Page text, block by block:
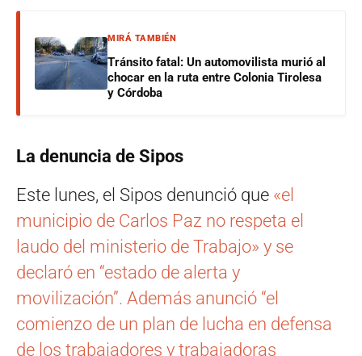
MIRÁ TAMBIÉN
Tránsito fatal: Un automovilista murió al
chocar en la ruta entre Colonia Tirolesa
y Córdoba
La denuncia de Sipos
Este lunes, el Sipos denunció que «el
municipio de Carlos Paz no respeta el
laudo del ministerio de Trabajo» y se
declaró en “estado de alerta y
movilización”. Además anunció “el
comienzo de un plan de lucha en defensa
de los trabajadores y trabajadoras